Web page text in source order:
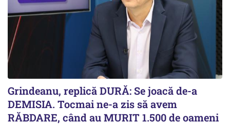
Grindeanu, replică DURĂ: Se joacă de-a
DEMISIA. Tocmai ne-a zis să avem
RĂBDARE, când au MURIT 1.500 de oameni